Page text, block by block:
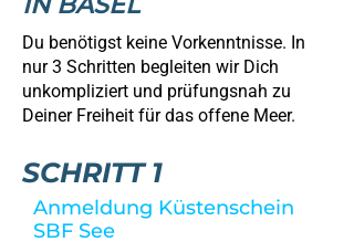
Du benötigst keine Vorkenntnisse. In
nur 3 Schritten begleiten wir Dich
unkompliziert und prüfungsnah zu
Deiner Freiheit für das offene Meer.
SCHRITT 1
Anmeldung Küstenschein
SBF See